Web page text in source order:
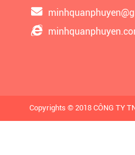
Copyrights © 2018 CÔNG TY